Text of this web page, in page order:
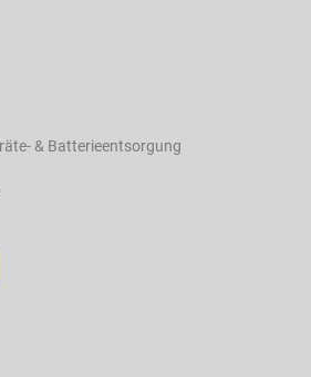
& Batterieentsorgung